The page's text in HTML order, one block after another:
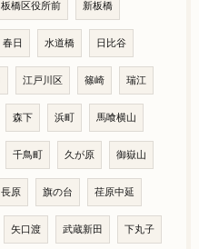
板橋区役所前 新板橋
春日 水道橋 日比谷
江戸川区 篠崎 瑞江
森下 浜町 馬喰横山
千鳥町 久が原 御嶽山
長原 旗の台 荏原中延
矢口渡 武蔵新田 下丸子